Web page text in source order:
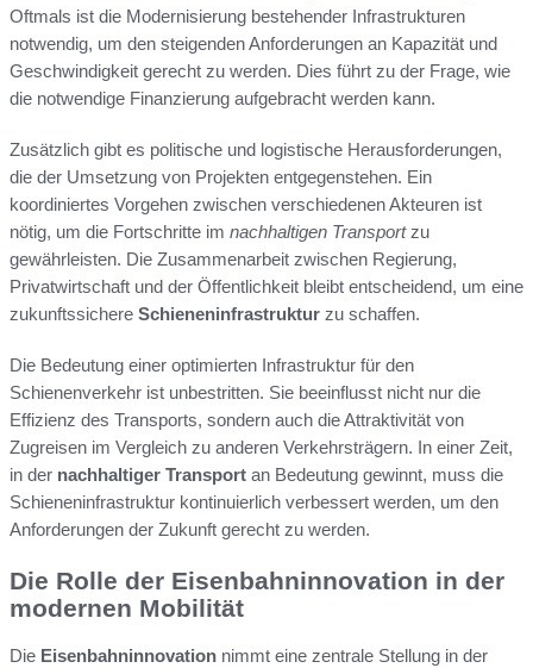
Oftmals ist die Modernisierung bestehender Infrastrukturen
notwendig, um den steigenden Anforderungen an Kapazität und
Geschwindigkeit gerecht zu werden. Dies führt zu der Frage, wie
die notwendige Finanzierung aufgebracht werden kann.
Zusätzlich gibt es politische und logistische Herausforderungen,
die der Umsetzung von Projekten entgegenstehen. Ein
koordiniertes Vorgehen zwischen verschiedenen Akteuren ist
nötig, um die Fortschritte im nachhaltigen Transportzu
gewährleisten. Die Zusammenarbeit zwischen Regierung,
Privatwirtschaft und der Öffentlichkeit bleibt entscheidend, um eine
zukunftssichere Schieneninfrastruktur zu schaffen.
Die Bedeutung einer optimierten Infrastruktur für den
Schienenverkehr ist unbestritten. Sie beeinflusst nicht nur die
Effizienz des Transports, sondern auch die Attraktivität von
Zugreisen im Vergleich zu anderen Verkehrsträgern. In einer Zeit,
in der nachhaltiger Transport an Bedeutung gewinnt, muss die
Schieneninfrastruktur kontinuierlich verbessert werden, um den
Anforderungen der Zukunft gerecht zu werden.
Die Rolle der Eisenbahninnovation in der
modernen Mobilität
Die Eisenbahninnovation nimmt eine zentrale Stellung in der